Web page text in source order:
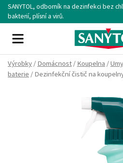
SkipSANYTOL, odborník na dezinfekci bez
bakterií, plísní a virů.
Menu
Výrobky / Domácnost / Koupelna /
baterie / Dezinfekční čistič na